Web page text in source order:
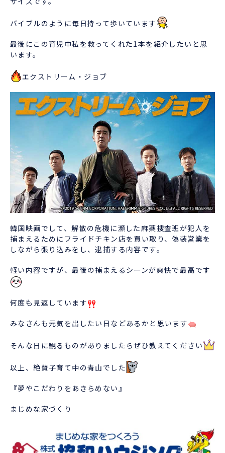
バイブルのように毎日持って歩いています
最後にこの育児中私を救ってくれた1本を紹介したいと思
います。
エクストリーム・ジョブ
韓国映画でして、解散の危機に瀕した麻薬捜査班が犯人を
捕まえるためにフライドチキン店を買い取り、偽装営業を
しながら張り込みをし、逮捕する内容です。
軽い内容ですが、最後の捕まえるシーンが爽快で最高です
何度も見返しています
みなさんも元気を出したい日などあるかと思います
そんな日に観るものがありましたらぜひ教えてください
以上、絶賛子育て中の青山でした
『夢やこだわりをあきらめない』
まじめな家づくり